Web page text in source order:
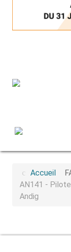
Accueil
AN141 -
Andig